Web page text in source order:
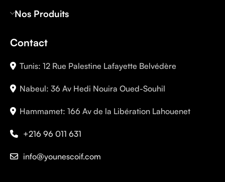
Nos Produits
Contact
Tunis: 12 Rue Palestine Lafayette Belvédère
Nabeul: 36 Av Hedi Nouira Oued-Souhil
Hammamet: 166 Av de la Libération Lahouenet
+216 96 011 631
info@younescoif.com